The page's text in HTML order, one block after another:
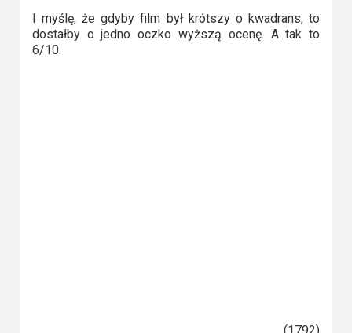
2022
2021
I myślę, że gdyby film był krótszy o kwadrans, to
dostałby o jedno oczko wyższą ocenę. A tak to
6/10.